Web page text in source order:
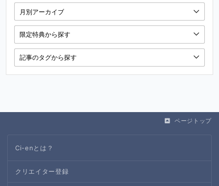
ページトップ
Ci-enとは？
クリエイター登録